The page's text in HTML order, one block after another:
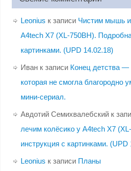
Leonius к записи Чистим мышь и
A4tech X7 (XL-750BH).
картинками. (UPD 14.02.18)
Иванк записи Конец детства —
которая не смогла благородно
мини-сериал.
Авдотий Семихвалебскийк
лечим колёсико у A4tech X7
инструкция с картинками. (UPD
Leonius к записи Планы